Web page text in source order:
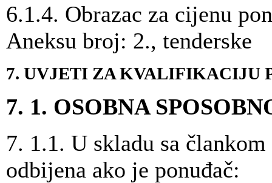
6.1.4. Obrazac za cijenu
Aneksu broj: 2.,
7. UVJETI ZA KVALIFIKACIJU
7. 1. OSOBNA
7. 1.1. U skladu sa
odbijena ako je ponuđač: